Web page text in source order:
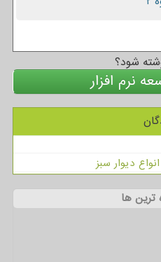
شود؟
نرم افزار
دیوار سبز
ترین ها